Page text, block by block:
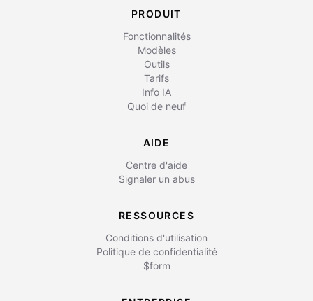
PRODUIT
Fonctionnalités
Modèles
Outils
Tarifs
Info IA
Quoi de neuf
AIDE
Centre d'aide
Signaler un abus
RESSOURCES
Conditions d'utilisation
Politique de confidentialité
$form